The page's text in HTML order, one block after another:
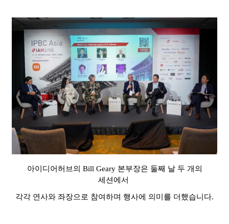
아이디어허브의 Bill Geary 본부장은 둘째 날 두 개의
세션에서
각각 연사와 좌장으로 참여하며 행사에 의미를 더했습니다.